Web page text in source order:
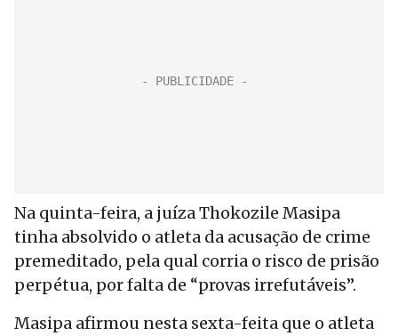
Na quinta-feira, a juíza Thokozile Masipa
tinha absolvido o atleta da acusação de crime
premeditado, pela qual corria o risco de prisão
perpétua, por falta de “provas irrefutáveis”.
Masipa afirmou nesta sexta-feita que o atleta